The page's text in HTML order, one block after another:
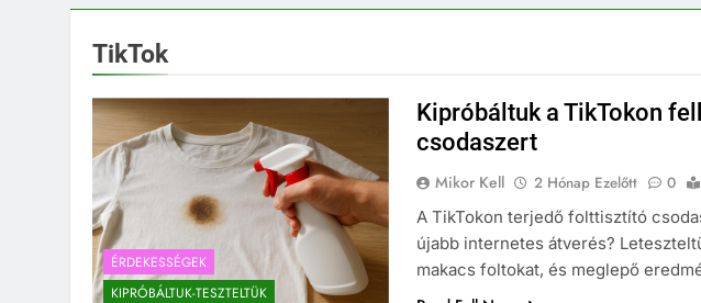
TikTok
ÉRDEKESSÉGEK
KIPRÓBÁLTUK-TESZTELTÜK
Kipróbáltuk a TikTokon
csodaszert
Mikor Kell 2 Hónap Ezelőtt 0
A TikTokon terjedő folttisztító
újabb internetes átverés?
makacs foltokat, és meglepő